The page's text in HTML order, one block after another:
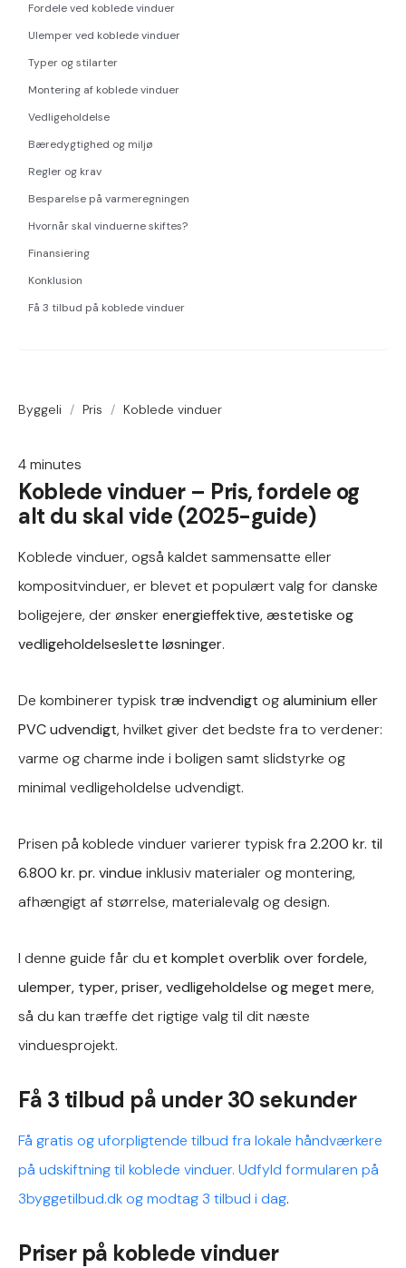
Byggeli / Pris / Koblede vinduer
4minutes
Koblede vinduer – Pris, fordele og
alt du skal vide (2025-guide)
Koblede vinduer, også kaldet sammensatte eller
kompositvinduer, er blevet et populært valg for danske
boligejere, der ønskerenergieffektive, æstetiske og
vedligeholdelseslette løsninger.
De kombinerer typisk træ indvendigt ogaluminium eller
PVC udvendigt, hvilket giver det bedste fra to verdener:
varme og charme inde i boligen samt slidstyrke og
minimal vedligeholdelse udvendigt.
Prisen på koblede vinduer varierer typisk fra 2.200 kr. til
6.800 kr. pr. vindue inklusiv materialer og montering,
afhængigt af størrelse, materialevalg og design.
I denne guide får du et komplet overblik over fordele,
ulemper, typer, priser, vedligeholdelse og meget mere,
så du kan træffe det rigtige valg til dit næste
vinduesprojekt.
Få 3 tilbud på under 30 sekunder
Få gratis og uforpligtende tilbud fra lokale håndværkere
på udskiftning til koblede vinduer. Udfyld formularen på
3byggetilbud.dk og modtag 3 tilbud i dag.
Priser på koblede vinduer
Fordele ved koblede vinduer
Ulemper ved koblede vinduer
Typer og stilarter
Montering af koblede vinduer
Vedligeholdelse
Bæredygtighed og miljø
Regler og krav
Besparelse på varmeregningen
Hvornår skal vinduerne skiftes?
Finansiering
Konklusion
Få 3 tilbud på koblede vinduer